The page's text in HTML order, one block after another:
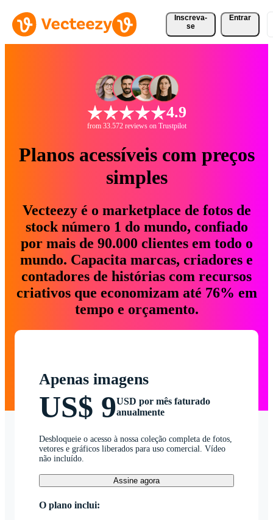
Inscreva-
se
Entrar
4.9
from 33.572 reviews on Trustpilot
Planos acessíveis com preços
simples
Vecteezy é o marketplace de fotos de
stock número 1 do mundo, confiado
por mais de 90.000 clientes em todo o
mundo. Capacita marcas, criadores e
contadores de histórias com recursos
criativos que economizam até 76% em
tempo e orçamento.
Apenas imagens
US$ 9USD por mês faturado
anualmente
Desbloqueie o acesso à nossa coleção completa de fotos,
vetores e gráficos liberados para uso comercial. Vídeo
não incluído.
Assine agora
O plano inclui: